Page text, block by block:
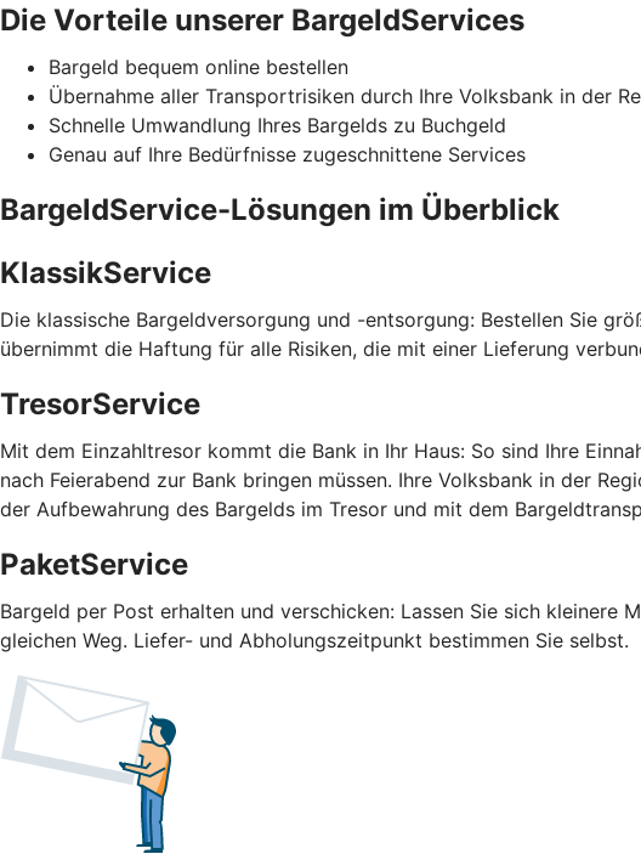
Die Vorteile unserer BargeldServices
Bargeld bequem online bestellen
Übernahme aller Transportrisiken durch Ihre Volksbank in der
Schnelle Umwandlung Ihres Bargelds zu Buchgeld
Genau auf Ihre Bedürfnisse zugeschnittene Services
BargeldService-Lösungen im Überblick
KlassikService
Die klassische Bargeldversorgung und -entsorgung: Bestellen Sie
übernimmt die Haftung für alle Risiken, die mit einer Lieferung
TresorService
Mit dem Einzahltresor kommt die Bank in Ihr Haus: So sind Ihre
nach Feierabend zur Bank bringen müssen. Ihre Volksbank in der
der Aufbewahrung des Bargelds im Tresor und mit dem
PaketService
Bargeld per Post erhalten und verschicken: Lassen Sie sich kleinere
gleichen Weg. Liefer- und Abholungszeitpunkt bestimmen Sie selbst.